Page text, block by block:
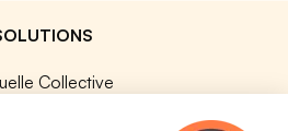
Collective